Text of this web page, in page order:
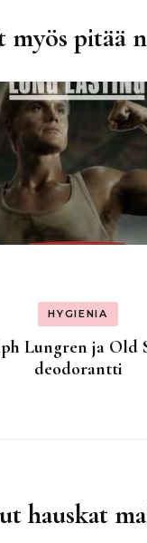
myös pitää
HYGIENIA
Lungren ja Old
deodorantti
hauskat